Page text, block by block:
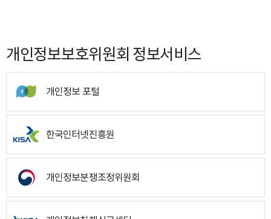
개인정보보호위원회 정보서비스
개인정보 포털
한국인터넷진흥원
개인정보분쟁조정위원회